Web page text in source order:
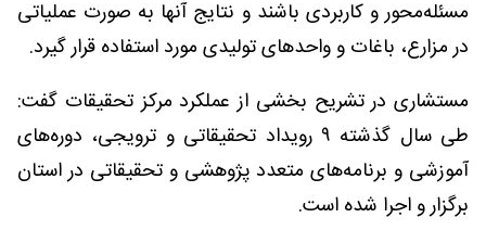
مسئله‌محور و کاربردی باشند و نتایج آنها به صورت عملیاتی
در مزارع، باغات و واحدهای تولیدی مورد استفاده قرار گیرد.
مستشاری در تشریح بخشی از عملکرد مرکز تحقیقات گفت:
طی سال گذشته ۹ رویداد تحقیقاتی و ترویجی، دوره‌های
آموزشی و برنامه‌های متعدد پژوهشی و تحقیقاتی در استان
برگزار و اجرا شده است.